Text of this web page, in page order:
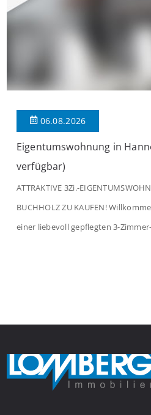
06.08.2026
Eigentumswohnung in
verfügbar)
ATTRAKTIVE 3Zi.-
BUCHHOLZ ZU KAUFEN!
einer liebevoll gepflegten 3-